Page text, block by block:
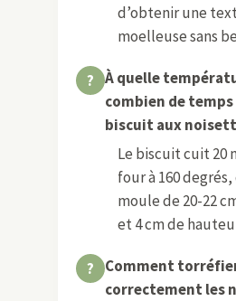
d’obtenir une
moelleuse sans
À quelle
combien de
biscuit aux
Le biscuit cuit 20
four à 160 degrés,
moule de 20-22
et 4 cm de
Comment
correctement les